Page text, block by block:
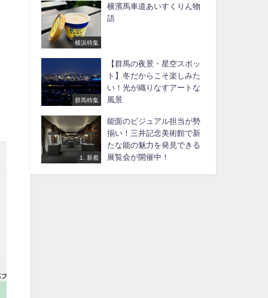
横浜特集
横濱馬車道あいすくりん物
語
群馬特集
【群馬の夜景・星空スポッ
ト】冬だからこそ楽しみた
い！光が織りなすアートな
風景
1. 新着
能面のビジュアル担当が勢
揃い！三井記念美術館で新
たな能の魅力を発見できる
展覧会が開催中！